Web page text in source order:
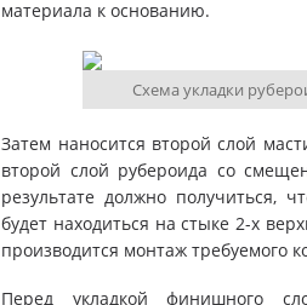
материала к основанию.
Схема укладки
Затем наносится второй слой
второй слой рубероида со
результате должно получиться,
будет находиться на стыке 2-х
производится монтаж требуемого
Перед укладкой финишного